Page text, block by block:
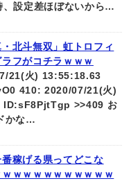
、設定差ほぼないから…
北斗無双」虹トロフィ
フがコチラｗｗｗ
21(火) 13:55:18.63
410: 2020/07/21(火)
ID:sF8PjtTgp >>409 お
かな…
稼げる県ってどこな
ｗｗｗｗｗｗｗｗｗｗ